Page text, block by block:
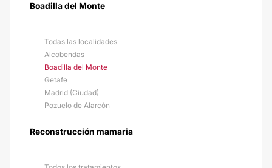
Boadilla del Monte
Todas las localidades
Alcobendas
Boadilla del Monte
Getafe
Madrid (Ciudad)
Pozuelo de Alarcón
Reconstrucción mamaria